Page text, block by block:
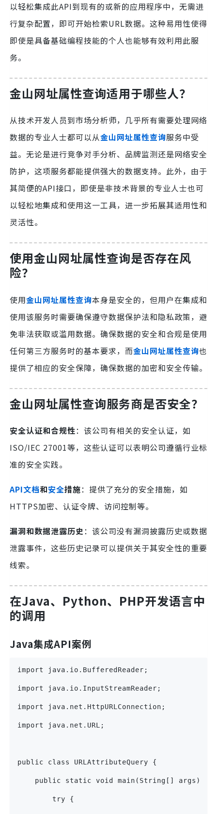
以轻松集成此API到现有的或新的应用程序中，无需进
行复杂配置，即可开始检索URL数据。这种易用性使得
即使是具备基础编程技能的个人也能够有效利用此服
务。
金山网址属性查询适用于哪些人？
从技术开发人员到市场分析师，几乎所有需要处理网络
数据的专业人士都可以从金山网址属性查询服务中受
益。无论是进行竞争对手分析、品牌监测还是网络安全
防护，这项服务都能提供强大的数据支持。此外，由于
其简便的API接口，即使是非技术背景的专业人士也可
以轻松地集成和使用这一工具，进一步拓展其适用性和
灵活性。
使用金山网址属性查询是否存在风
险？
使用金山网址属性查询本身是安全的，但用户在集成和
使用该服务时需要确保遵守数据保护法和隐私政策，避
免非法获取或滥用数据。确保数据的安全和合规是使用
任何第三方服务时的基本要求，而金山网址属性查询也
提供了相应的安全保障，确保数据的加密和安全传输。
金山网址属性查询服务商是否安全？
安全认证和合规性：该公司有相关的安全认证，如
ISO/IEC 27001等，这些认证可以表明公司遵循行业标
准的安全实践。
API文档和安全措施：提供了充分的安全措施，如
HTTPS加密、认证令牌、访问控制等。
漏洞和数据泄露历史 ：该公司没有漏洞披露历史或数据
泄露事件，这些历史记录可以提供关于其安全性的重要
线索。
在Java、Python、PHP开发语言中
的调用
Java集成API案例
import java.io.BufferedReader;
import java.io.InputStreamReader;
import java.net.HttpURLConnection;
import java.net.URL;
public class URLAttributeQuery {
    public static void main(String[] args) {
        try {